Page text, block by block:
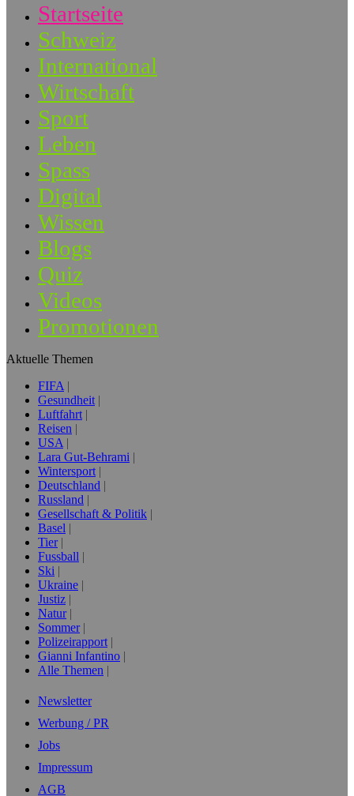
Startseite
Schweiz
International
Wirtschaft
Sport
Leben
Spass
Digital
Wissen
Blogs
Quiz
Videos
Promotionen
Aktuelle Themen
FIFA
Gesundheit
Luftfahrt
Reisen
USA
Lara Gut-Behrami
Wintersport
Deutschland
Russland
Gesellschaft & Politik
Basel
Tier
Fussball
Ski
Ukraine
Justiz
Natur
Sommer
Polizeirapport
Gianni Infantino
Alle Themen
Newsletter
Werbung / PR
Jobs
Impressum
AGB